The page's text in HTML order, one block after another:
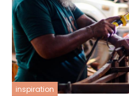
inspiration